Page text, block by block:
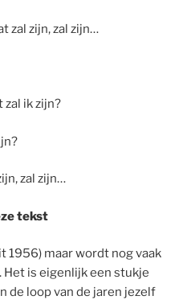
zal zijn, zal zijn…
zal ik zijn?
zal zijn…
tekst
1956) maar wordt nog vaak
is eigenlijk een stukje
de loop van de jaren jezelf